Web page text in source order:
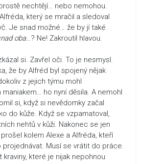
nechtějí… nebo nemohou.
který se mračil a sledoval
Je snad možné… že by jí také
oba…? Ne! Zakroutil hlavou.
si. Zavřel oči. To je nesmysl.
že by Alfréd byl spojený nějak
z jejich týmu mohl
ho nyní děsila. A nemohl
si, když si nevědomky začal
do kůže. Když se vzpamatoval,
nehtů v kůži. Nakonec se jen
kolem Alexe a Alfréda, kteří
projednávat. Musí se vrátit do práce.
které je nijak nepohnou